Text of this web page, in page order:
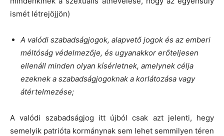
ismét létrejöjjön)
A valódi szabadságjogok, alapvető jogok és az emberi
méltóság védelmezője, és ugyanakkor erőteljesen
ellenáll minden olyan kísérletnek, amelynek célja
ezeknek a szabadságjogoknak a korlátozása vagy
átértelmezése;
A valódi szabadságjog itt újból csak azt jelenti, hegy
semelyik patrióta kormánynak sem lehet semmilyen téren